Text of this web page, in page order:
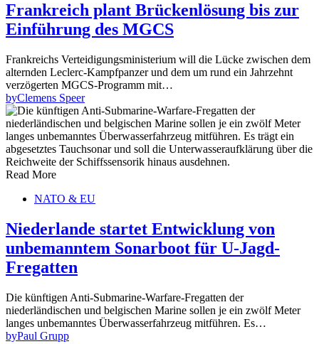
Frankreich plant Brückenlösung bis zur
Einführung des MGCS
Frankreichs Verteidigungsministerium will die Lücke zwischen dem
alternden Leclerc-Kampfpanzer und dem um rund ein Jahrzehnt
verzögerten MGCS-Programm mit…
byClemens Speer
Read More
NATO & EU
Niederlande startet Entwicklung von
unbemanntem Sonarboot für U-Jagd-
Fregatten
Die künftigen Anti-Submarine-Warfare-Fregatten der
niederländischen und belgischen Marine sollen je ein zwölf Meter
langes unbemanntes Überwasserfahrzeug mitführen. Es…
byPaul Grupp